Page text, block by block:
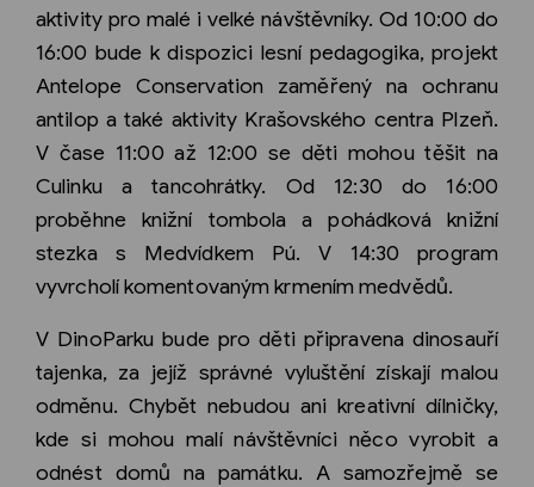
aktivity pro malé i velké návštěvníky. Od 10:00 do
16:00 bude k dispozici lesní pedagogika, projekt
Antelope Conservation zaměřený na ochranu
antilop a také aktivity Krašovského centra Plzeň.
V čase 11:00 až 12:00 se děti mohou těšit na
Culinku a tancohrátky. Od 12:30 do 16:00
proběhne knižní tombola a pohádková knižní
stezka s Medvídkem Pú. V 14:30 program
vyvrcholí komentovaným krmením medvědů.
V DinoParku bude pro děti připravena dinosauří
tajenka, za jejíž správné vyluštění získají malou
odměnu. Chybět nebudou ani kreativní dílničky,
kde si mohou malí návštěvníci něco vyrobit a
odnést domů na památku. A samozřejmě se